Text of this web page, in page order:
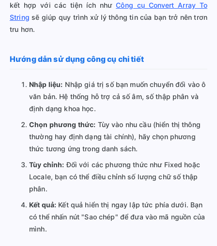
kết hợp với các tiện ích nhưCông cụ Convert Array To
String sẽ giúp quy trình xử lý thông tin của bạn trở nên trơn
tru hơn.
Hướng dẫn sử dụng công cụ chi tiết
Nhập liệu: Nhập giá trị số bạn muốn chuyển đổi vào ô
văn bản. Hệ thống hỗ trợ cả số âm, số thập phân và
định dạng khoa học.
Chọn phương thức: Tùy vào nhu cầu (hiển thị thông
thường hay định dạng tài chính), hãy chọn phương
thức tương ứng trong danh sách.
Tùy chỉnh: Đối với các phương thức như Fixed hoặc
Locale, bạn có thể điều chỉnh số lượng chữ số thập
phân.
Kết quả: Kết quả hiển thị ngay lập tức phía dưới. Bạn
có thể nhấn nút "Sao chép" để đưa vào mã nguồn của
mình.